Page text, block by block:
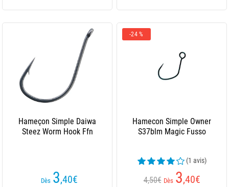
Hameçon Simple Daiwa
Steez Worm Hook Ffn
Dès 3,40€
-24 %
Hamecon Simple Owner
S37blm Magic Fusso
(1 avis)
4,50€ Dès 3,40€